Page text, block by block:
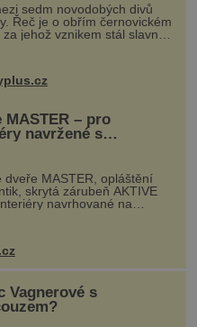
sedm novodobých divů
Řeč je o obřím černovickém
jehož vznikem stál slavný
Josef Hlávka. Ten si
dal mimořádně záležet. Jeho
plány by při ...
MASTER – pro
navržené s
i vášní!
dveře MASTER, opláštění
skrytá zárubeň AKTIVE
navrhované na
často vyžadují atypické
nejen nábytku, ale i
Vagnerové s